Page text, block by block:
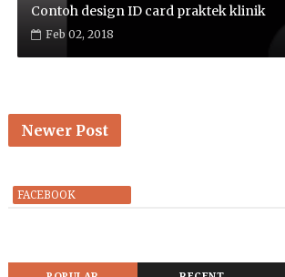
Contoh design ID card praktek klinik
Feb 02, 2018
Newer Post
FACEBOOK